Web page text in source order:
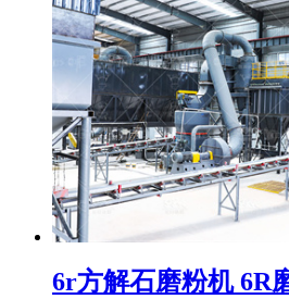
6r方解石磨粉机 6R